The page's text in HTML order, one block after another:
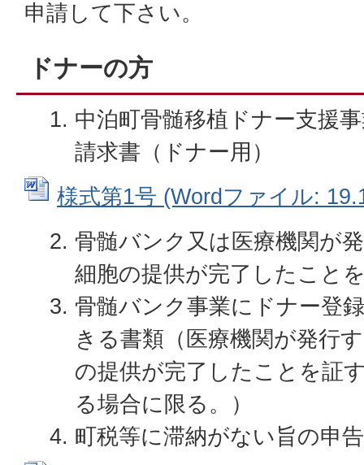
申請して下さい。
ドナーの方
中泊町骨髄移植ドナー支援
請求書（ドナー用）
様式第1号 (Wordファイル:
骨髄バンク又は医療機関が
細胞の提供が完了したこと
骨髄バンク事業にドナー登
きる書類（医療機関が発行
の提供が完了したことを証
る場合に限る。）
町税等に滞納がない旨の申